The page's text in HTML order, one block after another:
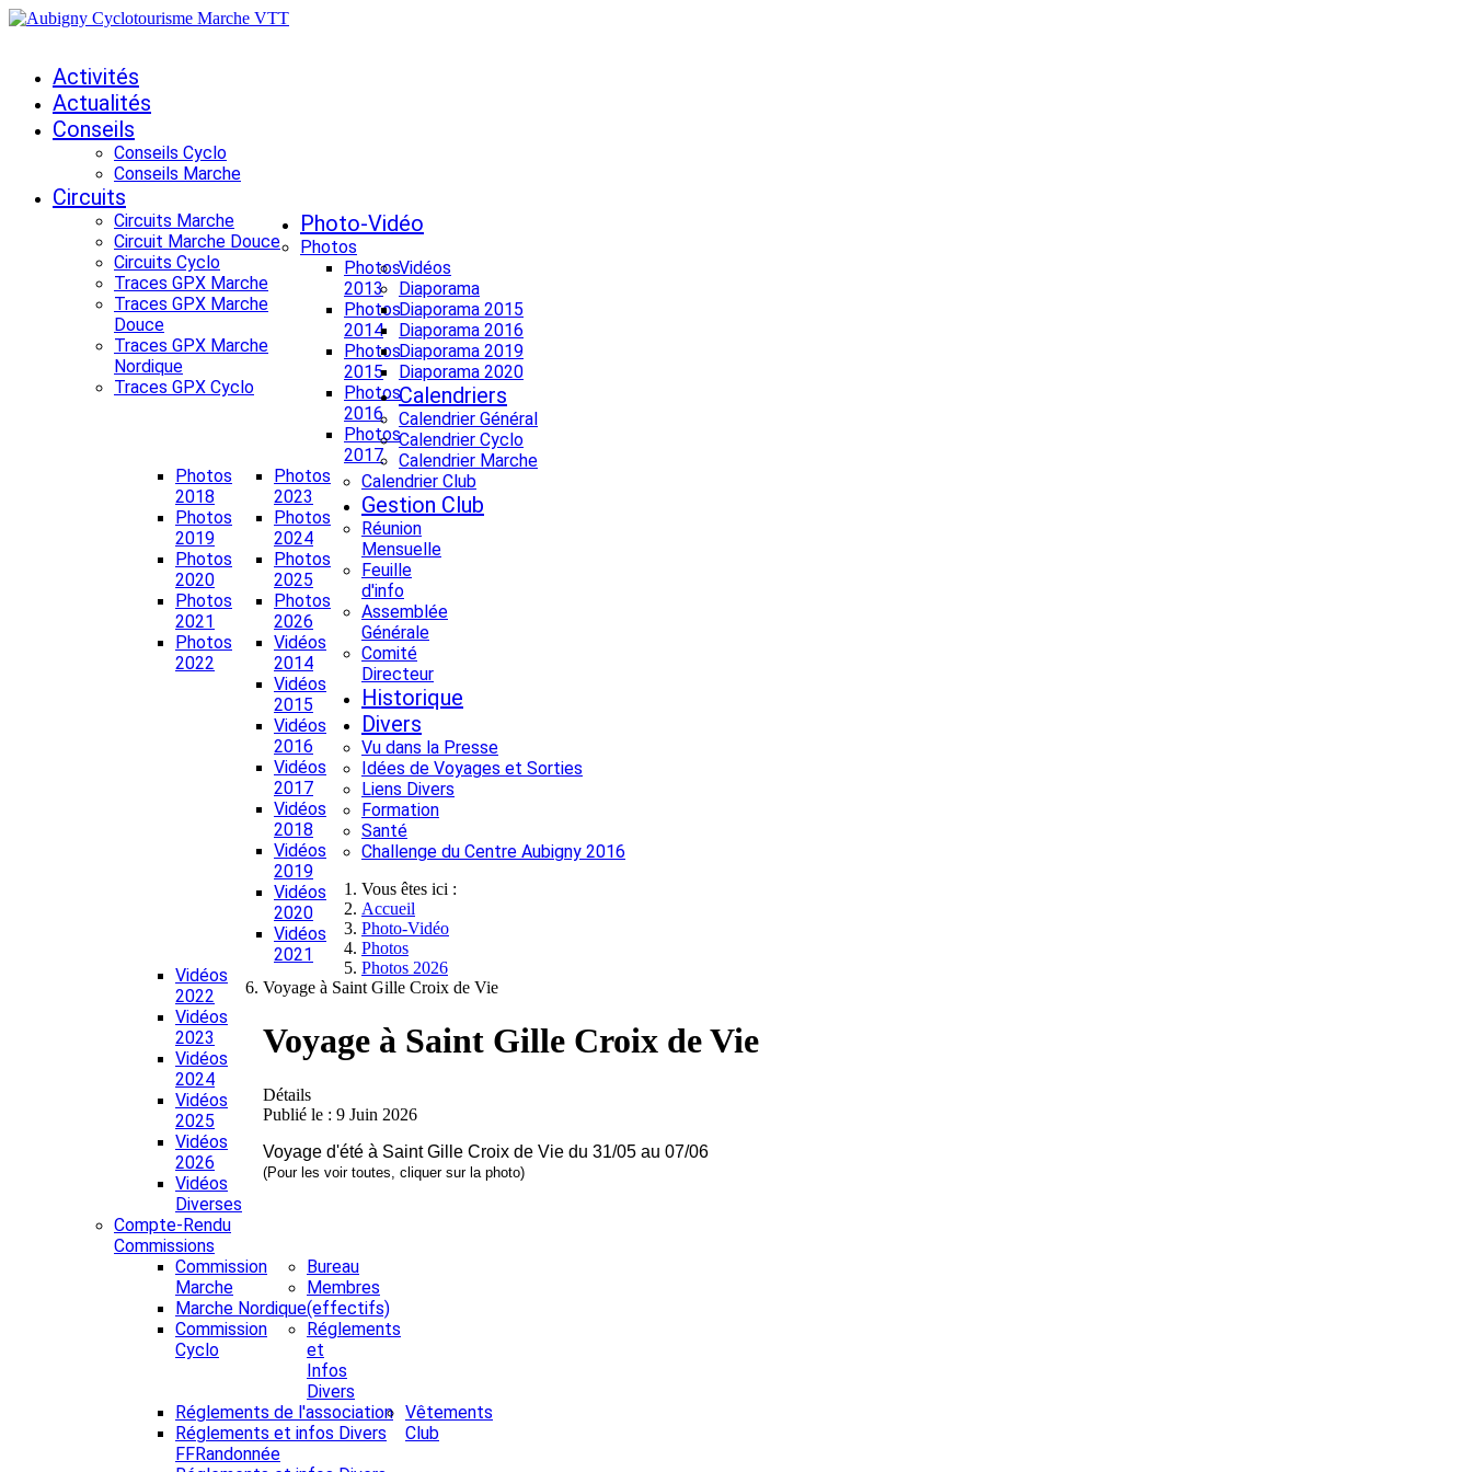
Activités
Actualités
Conseils
Conseils Cyclo
Conseils Marche
Circuits
Circuits Marche
Circuit Marche Douce
Circuits Cyclo
Traces GPX Marche
Traces GPX Marche
Douce
Traces GPX Marche
Nordique
Traces GPX Cyclo
Photo-Vidéo
Photos
Photos
2013
Photos
2014
Photos
2015
Photos
2016
Photos
2017
Photos
2018
Photos
2019
Photos
2020
Photos
2021
Photos
2022
Photos
2023
Photos
2024
Photos
2025
Photos
2026
Vidéos
Vidéos
2014
Vidéos
2015
Vidéos
2016
Vidéos
2017
Vidéos
2018
Vidéos
2019
Vidéos
2020
Vidéos
2021
Vidéos
2022
Vidéos
2023
Vidéos
2024
Vidéos
2025
Vidéos
2026
Vidéos
Diverses
Diaporama
Diaporama 2015
Diaporama 2016
Diaporama 2019
Diaporama 2020
Calendriers
Calendrier Général
Calendrier Cyclo
Calendrier Marche
Calendrier Club
Gestion Club
Réunion
Mensuelle
Feuille
d'info
Assemblée
Générale
Comité
Directeur
Compte-Rendu
Commissions
Commission
Marche
Marche Nordique
Commission
Cyclo
Bureau
Membres
(effectifs)
Réglements
et
Infos
Divers
Réglements de l'association
Réglements et infos Divers
FFRandonnée
Vêtements
Club
Historique
Divers
Vu dans la Presse
Idées de Voyages et Sorties
Liens Divers
Formation
Santé
Challenge du Centre Aubigny 2016
Vous êtes ici :
Accueil
Photo-Vidéo
Photos
Photos 2026
Voyage à Saint Gille Croix de Vie
Voyage à Saint Gille Croix de Vie
Détails
Publié le : 9 Juin 2026
Voyage d'été à Saint Gille Croix de Vie du 31/05 au 07/06
(Pour les voir toutes, cliquer sur la photo)